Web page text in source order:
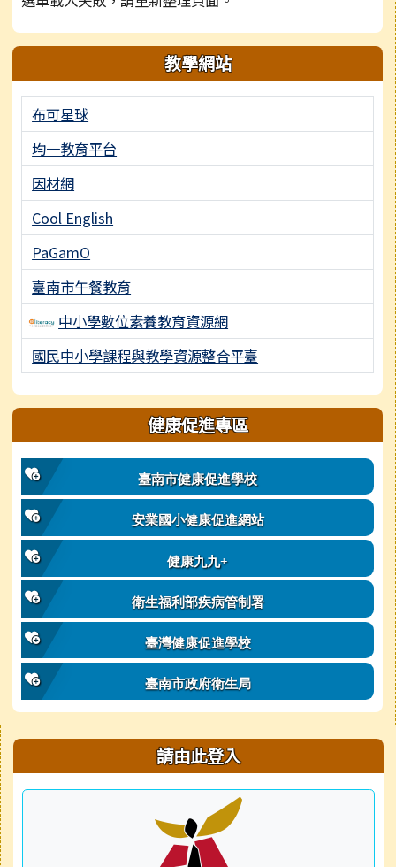
教學網站
布可星球
均一教育平台
因材網
Cool English
PaGamO
臺南市午餐教育
中小學數位素養教育資源網
國民中小學課程與教學資源整合平臺
健康促進專區
臺南市健康促進學校
安業國小健康促進網站
健康九九+
衛生福利部疾病管制署
臺灣健康促進學校
臺南市政府衛生局
右邊區域內容 請由此登入